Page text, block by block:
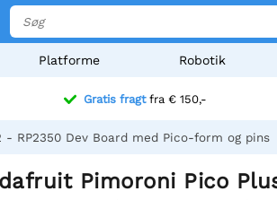
Platforme Robotik
Gratis fragtfra € 150,-
RP2350 Dev Board med Pico-form og pins
Pimoroni Pico